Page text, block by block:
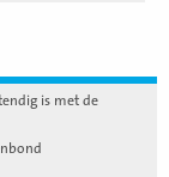
is met de